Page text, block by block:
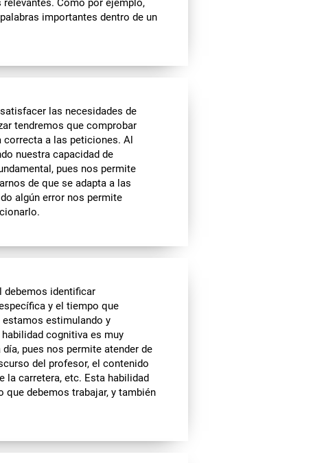
Como por ejemplo,
importantes dentro de un
las necesidades de
tendremos que comprobar
correcta a las peticiones. Al
nuestra capacidad de
pues nos permite
de que se adapta a las
algún error nos permite
debemos identificar
y el tiempo que
estimulando y
cognitiva es muy
pues nos permite atender de
del profesor, el contenido
la carretera, etc. Esta habilidad
debemos trabajar, y también